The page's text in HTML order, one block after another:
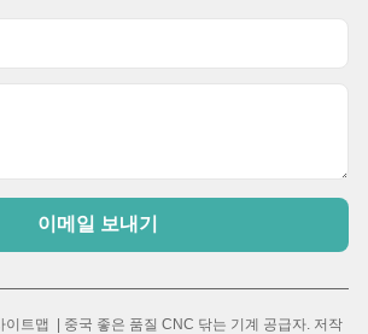
이메일 보내기
이트맵